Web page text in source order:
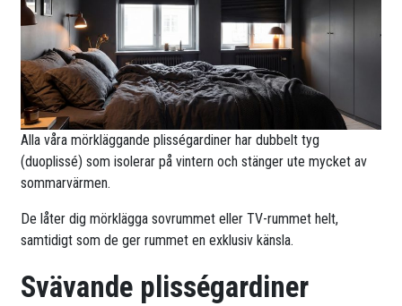
Alla våra mörkläggande plisségardiner har dubbelt tyg
(duoplissé) som isolerar på vintern och stänger ute mycket av
sommarvärmen.
De låter dig mörklägga sovrummet eller TV-rummet helt,
samtidigt som de ger rummet en exklusiv känsla.
Svävande plisségardiner